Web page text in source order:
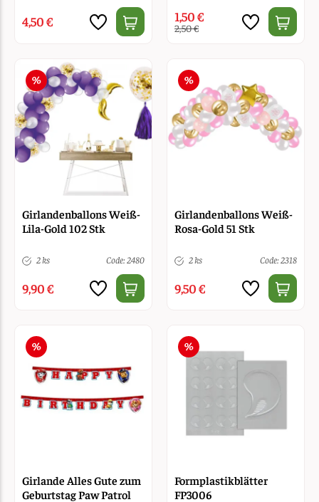
4,50 € 1,50 €
2,50 €
Girlandenballons Weiß-
Lila-Gold 102 Stk
2 ks Code: 2480
9,90 €
Girlandenballons Weiß-
Rosa-Gold 51 Stk
2 ks Code: 2318
9,50 €
Girlande Alles Gute zum
Geburtstag Paw Patrol
Formplastikblätter
FP3006